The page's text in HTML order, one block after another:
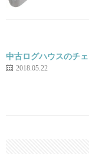
中古ログハウスのチ
2018.05.22